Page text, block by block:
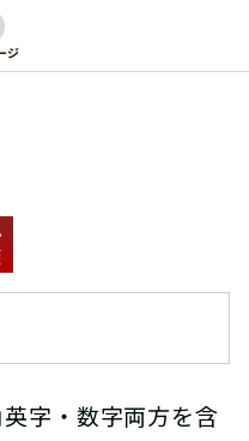
ジ
字・数字両方を含